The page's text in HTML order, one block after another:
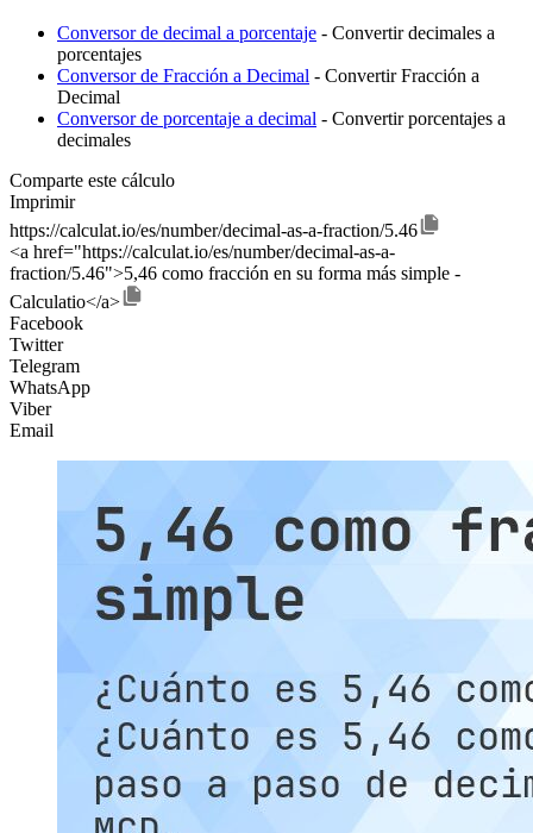
Conversor de decimal a porcentaje - Convertir decimales a
porcentajes
Conversor de Fracción a Decimal - Convertir Fracción a
Decimal
Conversor de porcentaje a decimal - Convertir porcentajes a
decimales
Comparte este cálculo
Imprimir
https://calculat.io/es/number/decimal-as-a-fraction/5.46
<a href="https://calculat.io/es/number/decimal-as-a-
fraction/5.46">5,46 como fracción en su forma más simple -
Calculatio</a>
Facebook
Twitter
Telegram
WhatsApp
Viber
Email